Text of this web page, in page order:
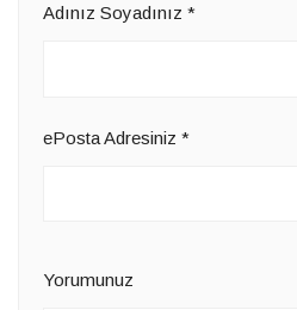
Adınız Soyadınız *
ePosta Adresiniz *
Yorumunuz